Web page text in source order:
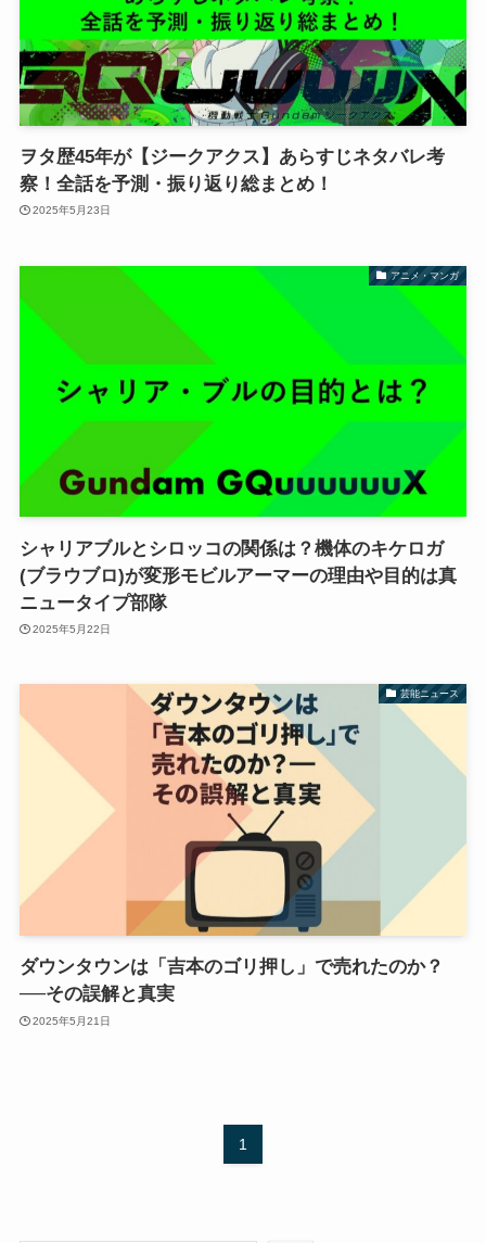
ヲタ歴45年が【ジークアクス】あらすじネタバレ考
察！全話を予測・振り返り総まとめ！
2025年5月23日
アニメ・マンガ
シャリアブルとシロッコの関係は？機体のキケロガ
(ブラウブロ)が変形モビルアーマーの理由や目的は真
ニュータイプ部隊
2025年5月22日
芸能ニュース
ダウンタウンは「吉本のゴリ押し」で売れたのか？
──その誤解と真実
2025年5月21日
1